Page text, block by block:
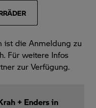
ist die Anmeldung zu
Für weitere Infos
zur Verfügung.
+ Enders in